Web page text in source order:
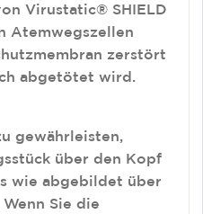
Virustatic® SHIELD
Atemwegszellen
zerstört
abgetötet wird.
gewährleisten,
über den Kopf
wie abgebildet über
Sie die